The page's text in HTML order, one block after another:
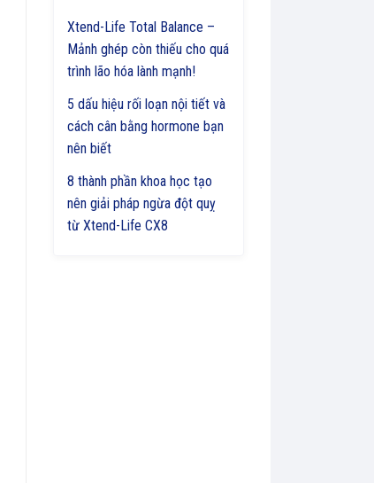
Xtend-Life Total Balance –
Mảnh ghép còn thiếu cho quá
trình lão hóa lành mạnh!
5 dấu hiệu rối loạn nội tiết và
cách cân bằng hormone bạn
nên biết
8 thành phần khoa học tạo
nên giải pháp ngừa đột quỵ
từ Xtend-Life CX8